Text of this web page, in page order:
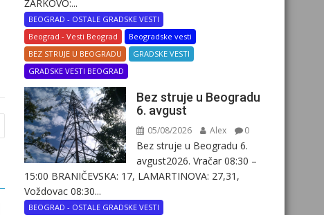
ŽARKOVO:...
BEOGRAD - OSTALE GRADSKE VESTI
Beograd - Vesti Beograd
Beogradske vesti
BEZ STRUJE U BEOGRADU
GRADSKE VESTI
GRADSKE VESTI BEOGRAD
Bez struje u Beogradu
6. avgust
05/08/2026 Alex 0
Bez struje u Beogradu 6.
avgust2026. Vračar 08:30 –
15:00 BRANIČEVSKA: 17, LAMARTINOVA: 27,31,
Voždovac 08:30...
BEOGRAD - OSTALE GRADSKE VESTI